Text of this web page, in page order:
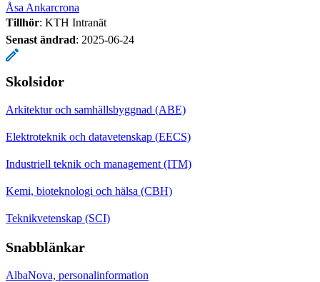
Åsa Ankarcrona
Tillhör: KTH Intranät
Senast ändrad: 2025-06-24
Skolsidor
Arkitektur och samhällsbyggnad (ABE)
Elektroteknik och datavetenskap (EECS)
Industriell teknik och management (ITM)
Kemi, bioteknologi och hälsa (CBH)
Teknikvetenskap (SCI)
Snabblänkar
AlbaNova, personalinformation